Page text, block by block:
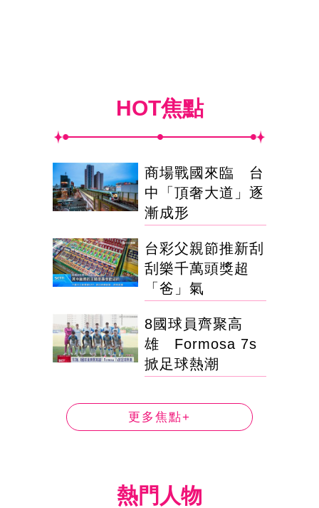
HOT焦點
商場戰國來臨 台
中「頂奢大道」逐
漸成形
台彩父親節推新刮
刮樂千萬頭獎超
「爸」氣
8國球員齊聚高
雄 Formosa 7s
掀足球熱潮
更多焦點+
熱門人物